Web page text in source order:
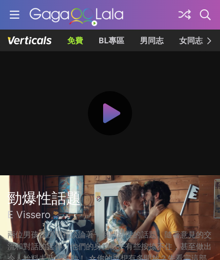
免費 BL專區 男同志 女同志
勁爆性話題
E Vissero
兩位男孩在房間裡談論著一個關於性的話題。隨著意見的交
流和對話的延伸，他們的身體似乎有些按捺不住，甚至做出
令人始料未及的舉動！ ☆你的思想有多開放？先看完這部